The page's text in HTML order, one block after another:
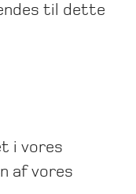
til dette
i vores
af vores